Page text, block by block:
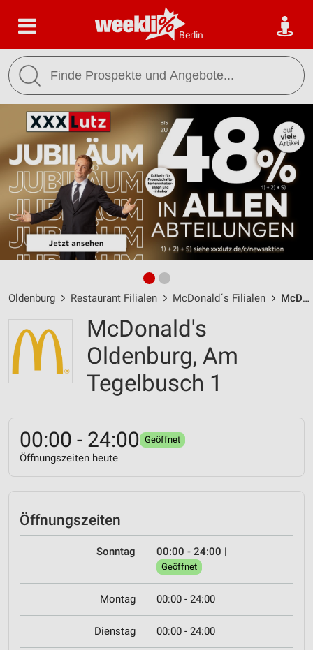
Berlin
Oldenburg Restaurant Filialen McDonald´s Filialen McDonald's Oldenburg / Am Tegelbusch 1 - Öffnungszeiten & Adresse
McDonald's
Oldenburg, Am
Tegelbusch 1
00:00 - 24:00 Geöffnet
Öffnungszeiten heute
Öffnungszeiten
Sonntag 00:00 - 24:00 |
Geöffnet
Montag 00:00 - 24:00
Dienstag 00:00 - 24:00